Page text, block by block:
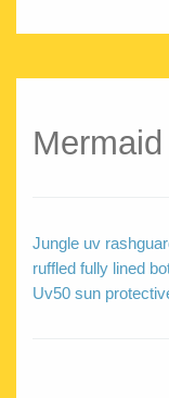
Jungle uv
ruffled fully lined
Uv50 sun